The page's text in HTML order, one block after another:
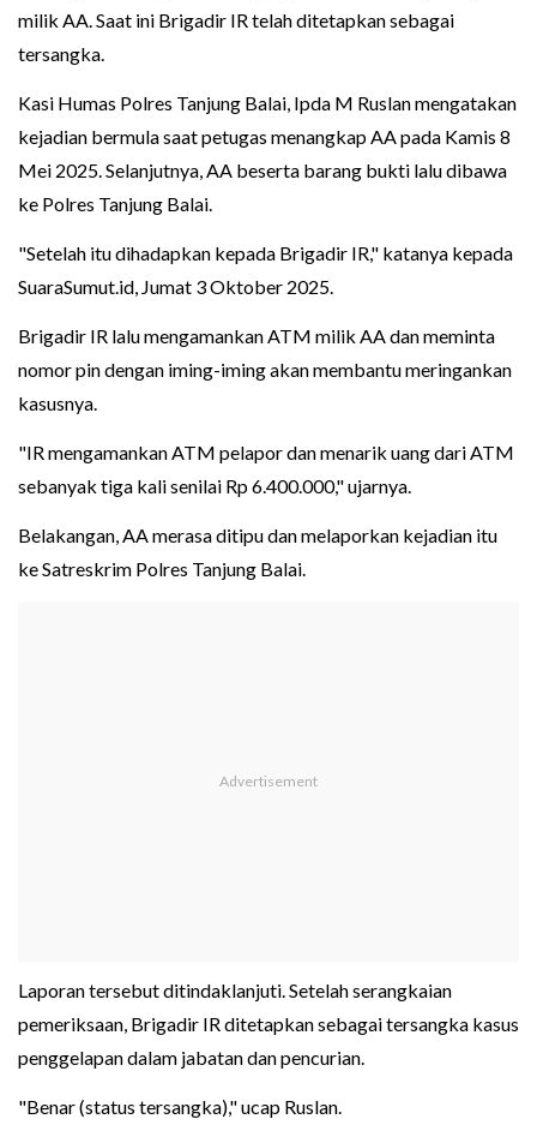
milik AA. Saat ini Brigadir IR telah ditetapkan sebagai
tersangka.
Kasi Humas Polres Tanjung Balai, Ipda M Ruslan mengatakan
kejadian bermula saat petugas menangkap AA pada Kamis 8
Mei 2025. Selanjutnya, AA beserta barang bukti lalu dibawa
ke Polres Tanjung Balai.
"Setelah itu dihadapkan kepada Brigadir IR," katanya kepada
SuaraSumut.id, Jumat 3 Oktober 2025.
Brigadir IR lalu mengamankan ATM milik AA dan meminta
nomor pin dengan iming-iming akan membantu meringankan
kasusnya.
"IR mengamankan ATM pelapor dan menarik uang dari ATM
sebanyak tiga kali senilai Rp 6.400.000," ujarnya.
Belakangan, AA merasa ditipu dan melaporkan kejadian itu
ke Satreskrim Polres Tanjung Balai.
Laporan tersebut ditindaklanjuti. Setelah serangkaian
pemeriksaan, Brigadir IR ditetapkan sebagai tersangka kasus
penggelapan dalam jabatan dan pencurian.
"Benar (status tersangka)," ucap Ruslan.